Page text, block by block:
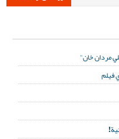
مردان خان"
فيلم